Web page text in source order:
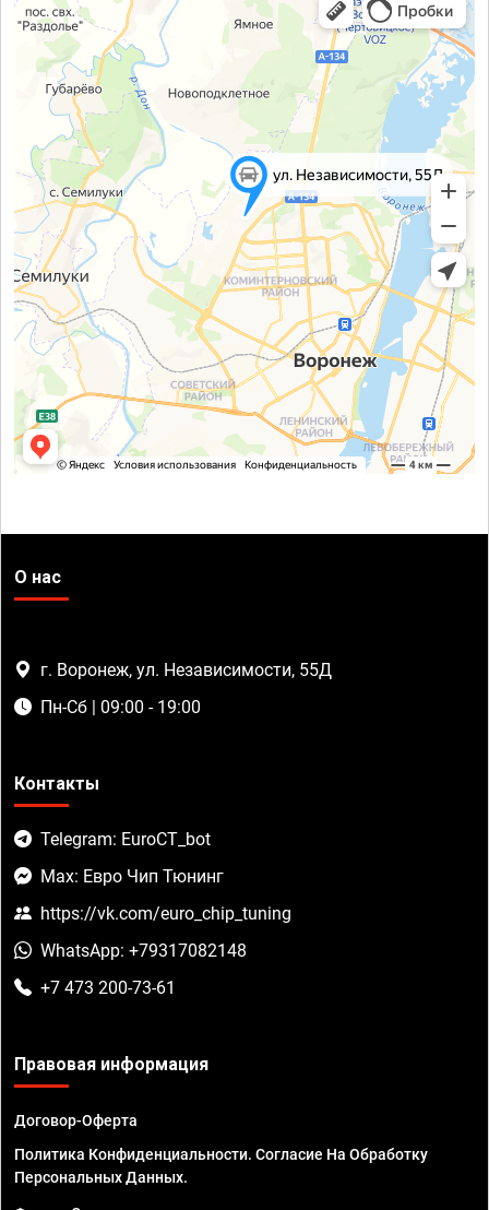
О нас
г. Воронеж, ул. Независимости, 55Д
Пн-Сб | 09:00 - 19:00
Контакты
Telegram: EuroCT_bot
Max: Евро Чип Тюнинг
https://vk.com/euro_chip_tuning
WhatsApp: +79317082148
+7 473 200-73-61
Правовая информация
Договор-Оферта
Политика Конфиденциальности. Согласие На Обработку
Персональных Данных.